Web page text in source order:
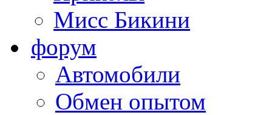
Мисс Бикини
форум
Автомобили
Обмен опытом